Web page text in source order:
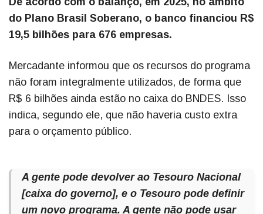
do Plano Brasil Soberano, o banco financiou R$
19,5 bilhões para 676 empresas.
Mercadante informou que os recursos do programa
não foram integralmente utilizados, de forma que
R$ 6 bilhões ainda estão no caixa do BNDES. Isso
indica, segundo ele, que não haveria custo extra
para o orçamento público.
A gente pode devolver ao Tesouro Nacional
[caixa do governo], e o Tesouro pode definir
um novo programa. A gente não pode usar